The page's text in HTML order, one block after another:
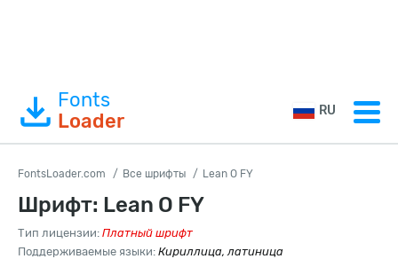
Fonts
Loader
RU
FontsLoader.com Все шрифты Lean O FY
Шрифт: Lean O FY
Тип лицензии: Платный шрифт
Поддерживаемые языки: Кириллица, латиница